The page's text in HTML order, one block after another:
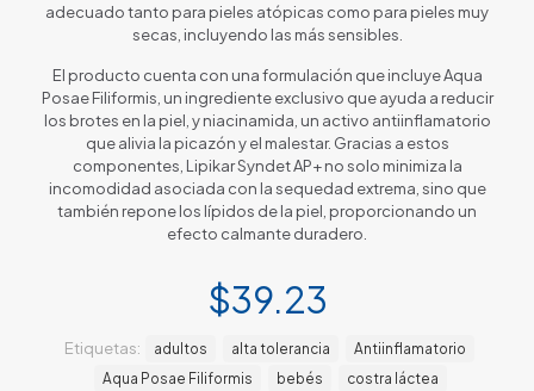
adecuado tanto para pieles atópicas como para pieles muy
secas, incluyendo las más sensibles.
El producto cuenta con una formulación que incluye Aqua
Posae Filiformis, un ingrediente exclusivo que ayuda a reducir
los brotes en la piel, y niacinamida, un activo antiinflamatorio
que alivia la picazón y el malestar. Gracias a estos
componentes, Lipikar Syndet AP+ no solo minimiza la
incomodidad asociada con la sequedad extrema, sino que
también repone los lípidos de la piel, proporcionando un
efecto calmante duradero.
$39.23
Etiquetas: adultos alta tolerancia
Antiinflamatorio
Aqua Posae Filiformis
bebés
costra láctea